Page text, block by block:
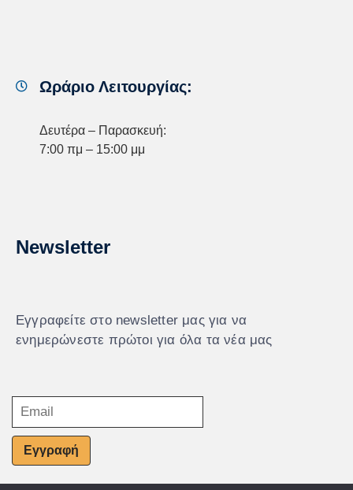
Ωράριο Λειτουργίας:
Δευτέρα – Παρασκευή:
7:00 πμ – 15:00 μμ
Newsletter
Εγγραφείτε στο newsletter μας για να
ενημερώνεστε πρώτοι για όλα τα νέα μας
Εγγραφή